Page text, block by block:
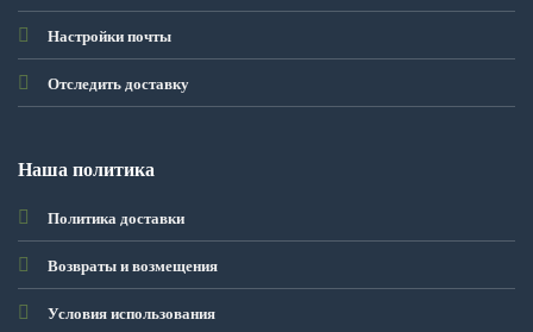
Настройки почты
Отследить доставку
Наша политика
Политика доставки
Возвраты и возмещения
Условия использования